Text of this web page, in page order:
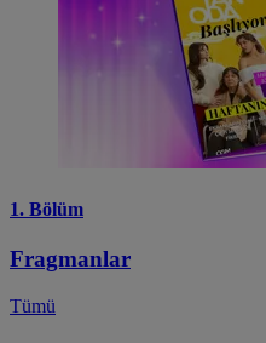
1. Bölüm
Fragmanlar
Tümü